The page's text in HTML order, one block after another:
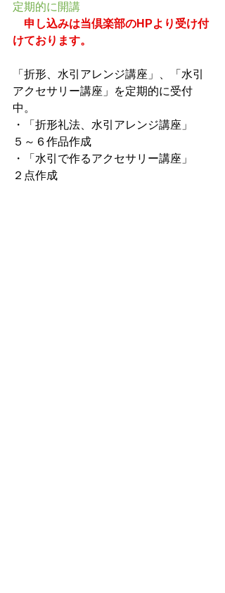
定期的に開講
申し込みは当倶楽部のHPより受け付
けております。
「折形、水引アレンジ講座」、「水引
アクセサリー講座」を定期的に受付
中。
・「折形礼法、水引アレンジ講座」
５～６作品作成
・「水引で作るアクセサリー講座」
２点作成